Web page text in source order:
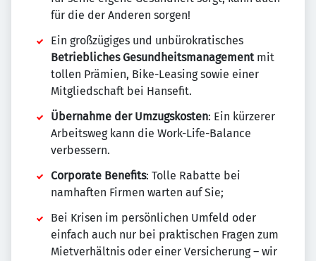
für die der Anderen sorgen!
Ein großzügiges und unbürokratisches
Betriebliches Gesundheitsmanagementmit
tollen Prämien, Bike-Leasing sowie einer
Mitgliedschaft bei Hansefit.
Übernahme der Umzugskosten: Ein kürzerer
Arbeitsweg kann die Work-Life-Balance
verbessern.
Corporate Benefits: Tolle Rabatte bei
namhaften Firmen warten auf Sie;
Bei Krisen im persönlichen Umfeld oder
einfach auch nur bei praktischen Fragen zum
Mietverhältnis oder einer Versicherung – wir